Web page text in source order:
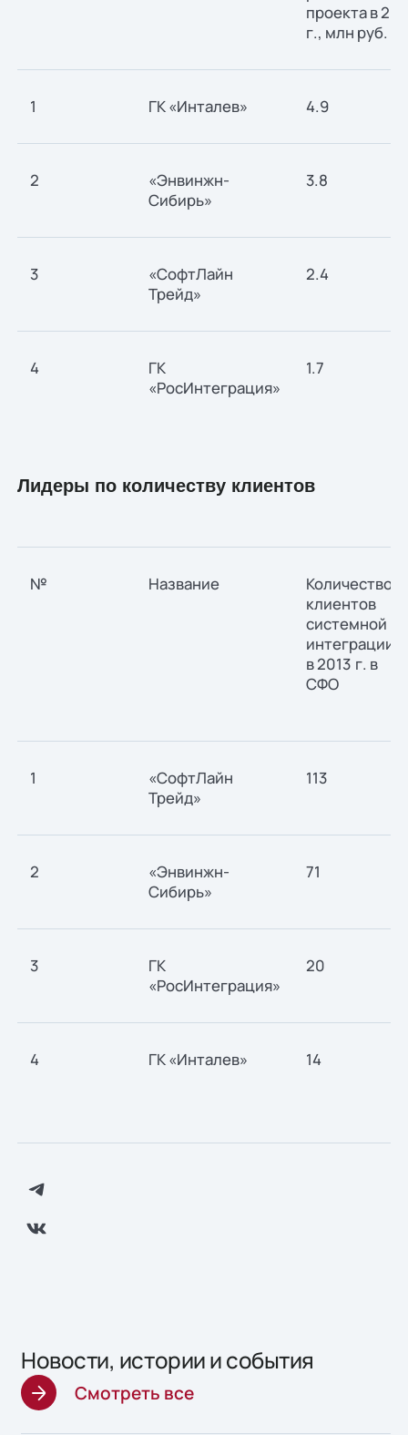
проекта в
г., млн руб.
1 ГК «Инталев» 4.9
2
«Энвинжн-
Сибирь»
3.8
3
«СофтЛайн
Трейд»
2.4
4
ГК
«РосИнтеграция»
1.7
Лидеры по количеству клиентов
№ Название
Количество
клиентов
системной
интеграции
в 2013 г. в
СФО
1
«СофтЛайн
Трейд»
113
2
«Энвинжн-
Сибирь»
71
3
ГК
«РосИнтеграция»
20
4 ГК «Инталев» 14
Новости, истории и события
Смотреть все